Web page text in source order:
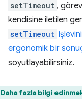
setTimeout ,
kendisine iletilen
setTimeout
ergonomik bir
soyutlayabilirsiniz.
Daha fazla bilgi